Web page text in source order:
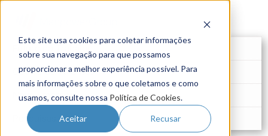
Este site usa cookies para coletar informações
sobre sua navegação para que possamos
proporcionar a melhor experiência possível. Para
mais informações sobre o que coletamos e como
usamos, consulte nossa Política de Cookies.
Aceitar Recusar
Gestão de Talentos
Novo Emprego
Pesquisas